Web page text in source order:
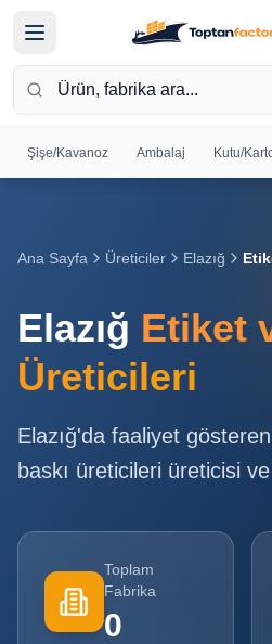
Şişe/Kavanoz Ambalaj Kutu/
Giriş yapın
Giriş
Yap
Kayıt
Ol
Sayfa
Tüm
Ürünler
Ana Sayfa Üreticiler Elazığ
Elazığ Etiket
Üreticileri
Elazığ'da faaliyet gösteren
baskı üreticileri üreticisi
Toplam
Fabrika
0